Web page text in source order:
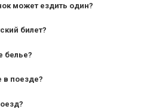
может ездить один?
— от 10 лет и
— от 7 лет.
билет?
белье?
в поезде?